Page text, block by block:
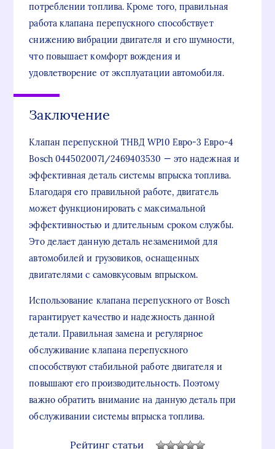
потреблении топлива. Кроме того, правильная
работа клапана перепускного способствует
снижению вибрации двигателя и его шумности,
что повышает комфорт вождения и
удовлетворение от эксплуатации автомобиля.
Заключение
Клапан перепускной ТНВД WP10 Евро-3 Евро-4
Bosch 0445020071/2469403530 — это надежная и
эффективная деталь системы впрыска топлива.
Благодаря его правильной работе, двигатель
может функционировать с максимальной
эффективностью и длительным сроком службы.
Это делает данную деталь незаменимой для
автомобилей и грузовиков, оснащенных
двигателями с самовкусовым впрыском.
Использование клапана перепускного от Bosch
гарантирует качество и надежность данной
детали. Правильная замена и регулярное
обслуживание клапана перепускного
способствуют стабильной работе двигателя и
повышают его производительность. Поэтому
важно обратить внимание на данную деталь при
обслуживании системы впрыска топлива.
Рейтинг статьи